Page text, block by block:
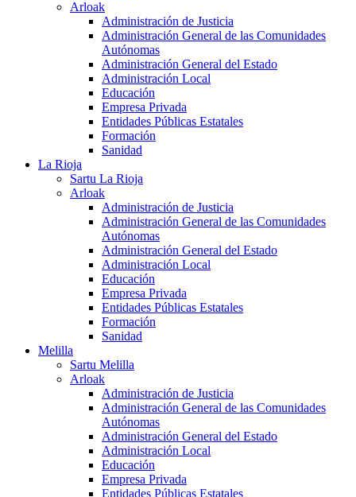
Arloak
Administración de Justicia
Administración General de las Comunidades
Autónomas
Administración General del Estado
Administración Local
Educación
Empresa Privada
Entidades Públicas Estatales
Formación
Sanidad
La Rioja
Sartu La Rioja
Arloak
Administración de Justicia
Administración General de las Comunidades
Autónomas
Administración General del Estado
Administración Local
Educación
Empresa Privada
Entidades Públicas Estatales
Formación
Sanidad
Melilla
Sartu Melilla
Arloak
Administración de Justicia
Administración General de las Comunidades
Autónomas
Administración General del Estado
Administración Local
Educación
Empresa Privada
Entidades Públicas Estatales